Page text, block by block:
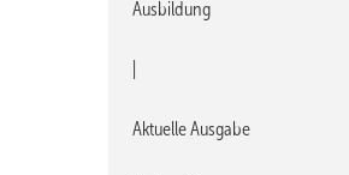
Ausbildung
Aktuelle Ausgabe